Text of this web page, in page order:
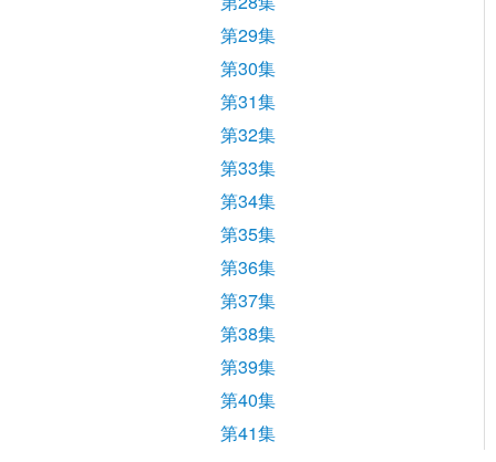
第29集
第30集
第31集
第32集
第33集
第34集
第35集
第36集
第37集
第38集
第39集
第40集
第41集